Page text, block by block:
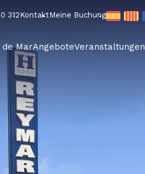
312KontaktMeine Buchung
de MarAngeboteVeranstaltungen